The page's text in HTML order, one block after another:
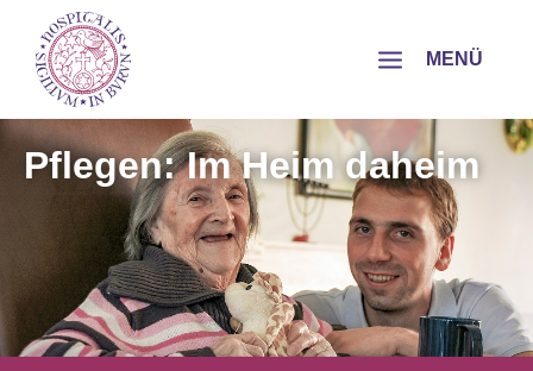
MENÜ
Pflegen: Im Heim daheim